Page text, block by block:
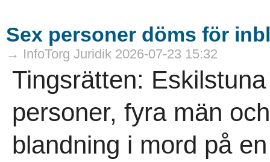
Sex personer döms för
→ InfoTorg Juridik 2026-07-23 15:32
Tingsrätten:
personer, fyra män
blandning i mord på